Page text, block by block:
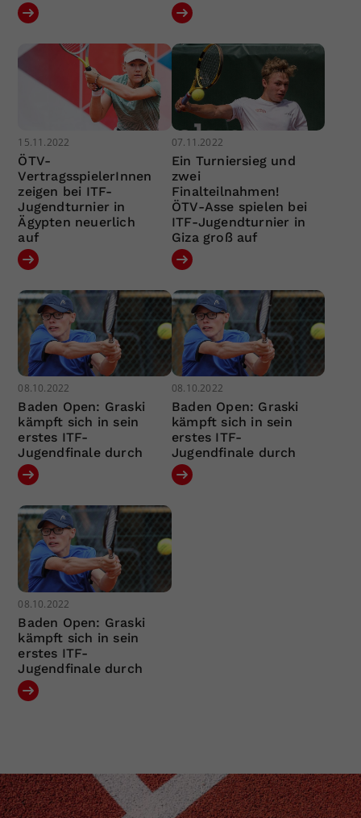
15.11.2022
ÖTV-
VertragsspielerInnen
zeigen bei ITF-
Jugendturnier in
Ägypten neuerlich
auf
07.11.2022
Ein Turniersieg und
zwei
Finalteilnahmen!
ÖTV-Asse spielen bei
ITF-Jugendturnier in
Giza groß auf
08.10.2022
Baden Open: Graski
kämpft sich in sein
erstes ITF-
Jugendfinale durch
08.10.2022
Baden Open: Graski
kämpft sich in sein
erstes ITF-
Jugendfinale durch
08.10.2022
Baden Open: Graski
kämpft sich in sein
erstes ITF-
Jugendfinale durch